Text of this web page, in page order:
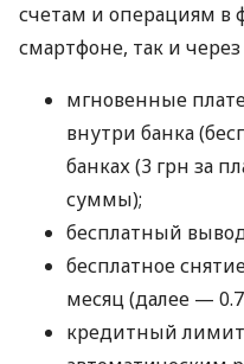
счетам и операциям в
смартфоне, так и
мгновенные
внутри банка
банках (3 грн за
суммы);
бесплатный
бесплатное
месяц (далее —
кредитный